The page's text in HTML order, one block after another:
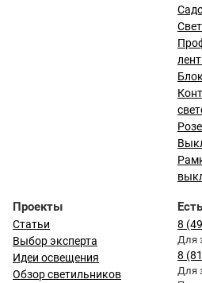
Проекты
Статьи
Выбор эксперта
Идеи освещения
Обзор светильников
8
Для
8
Для